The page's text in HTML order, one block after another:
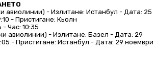
авиолинии) - Излитане: Истанбул - Дата: 25
- Пристигане: Кьолн
Час: 10:35
авиолинии) - Излитане: Базел - Дата: 29
- Пристигане: Истанбул - Дата: 29 ноември